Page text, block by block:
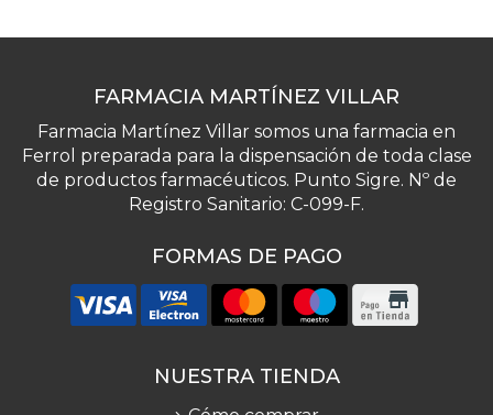
FARMACIA MARTÍNEZ VILLAR
Farmacia Martínez Villar somos una farmacia en
Ferrol preparada para la dispensación de toda clase
de productos farmacéuticos. Punto Sigre. Nº de
Registro Sanitario: C-099-F.
FORMAS DE PAGO
NUESTRA TIENDA